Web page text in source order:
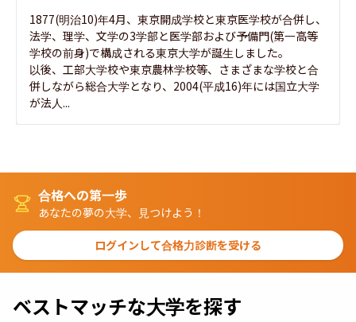
1877(明治10)年4月、東京開成学校と東京医学校が合併し、
法学、理学、文学の3学部と医学部および予備門(第一高等
学校の前身)で構成される東京大学が誕生しました。
以後、工部大学校や東京農林学校等、さまざまな学校と合
併しながら総合大学となり、2004(平成16)年には国立大学
が法人...
合格への第一歩
あなたの夢の大学、見つけよう！
ログインして合格力診断を受ける
ベストマッチな大学を探す